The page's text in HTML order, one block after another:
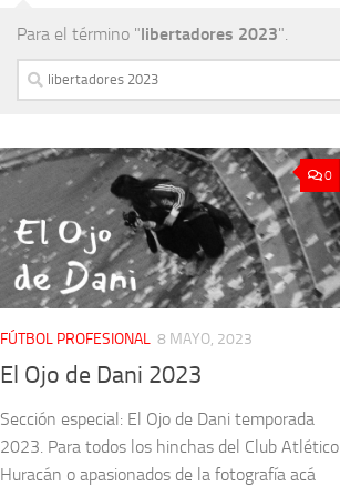
Para el término "libertadores 2023".
Buscar:
0
FÚTBOL PROFESIONAL 8 MAYO, 2023
El Ojo de Dani 2023
Sección especial: El Ojo de Dani temporada
2023. Para todos los hinchas del Club Atlético
Huracán o apasionados de la fotografía acá